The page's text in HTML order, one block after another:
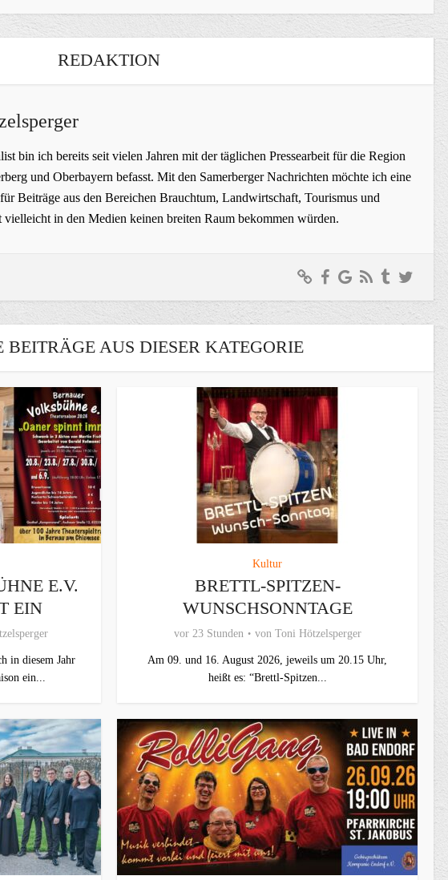
REDAKTION
bin ich bereits seit vielen Jahren mit der täglichen Pressearbeit für die Region
und Oberbayern befasst. Mit den Samerberger Nachrichten möchte ich eine
Beiträge aus den Bereichen Brauchtum, Landwirtschaft, Tourismus und
vielleicht in den Medien keinen breiten Raum bekommen würden.
BEITRÄGE AUS DIESER KATEGORIE
E.V.
EIN
in diesem Jahr
ein...
Kultur
BRETTL-SPITZEN-
WUNSCHSONNTAGE
vor 23 Stunden von Toni Hötzelsperger
Am 09. und 16. August 2026, jeweils um 20.15 Uhr,
heißt es: “Brettl-Spitzen...